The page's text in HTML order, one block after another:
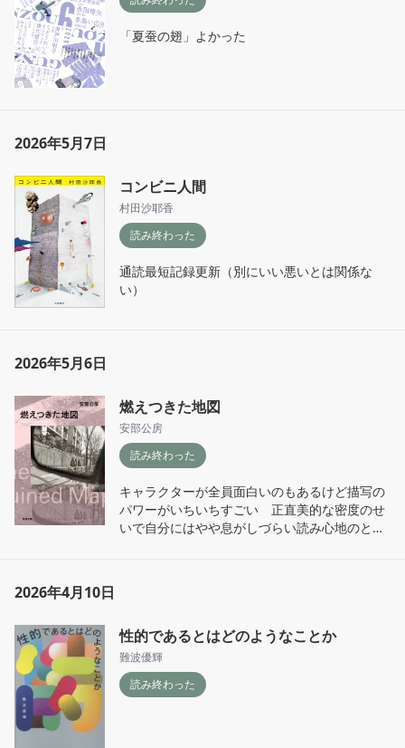
「夏蚕の翅」よかった
2026年5月7日
コンビニ人間
村田沙耶香
読み終わった
通読最短記録更新（別にいい悪いとは関係な
い）
2026年5月6日
燃えつきた地図
安部公房
読み終わった
キャラクターが全員面白いのもあるけど描写の
パワーがいちいちすごい　正直美的な密度のせ
いで自分にはやや息がしづらい読み心地のとこ
2026年4月10日
性的であるとはどのようなことか
難波優輝
読み終わった